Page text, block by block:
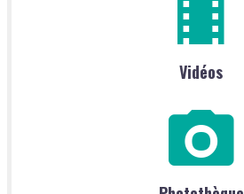
Vidéos